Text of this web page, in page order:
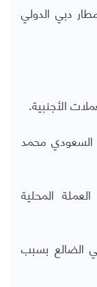
دبي الدولي
السعودي محمد
المحلية
الضالع بسبب